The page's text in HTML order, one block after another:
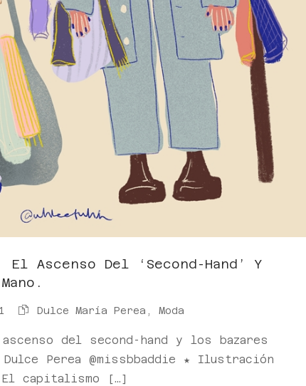
Ascenso Del ‘second-Hand’ Y
Dulce María Perea , Moda
del second-hand y los bazares
Perea @missbbaddie ★ Ilustración
El capitalismo […]